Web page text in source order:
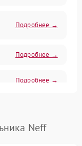
Подробнее →
Подробнее →
Подробнее →
Подробнее →
Neff